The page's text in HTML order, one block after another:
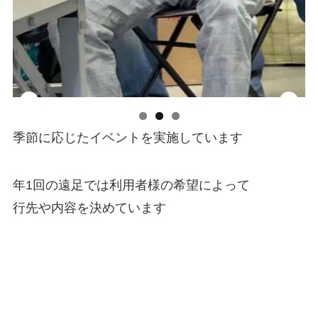
季節に応じたイベントを実施しています
年1回の遠足では利用者様の希望によって
行先や内容を決めています